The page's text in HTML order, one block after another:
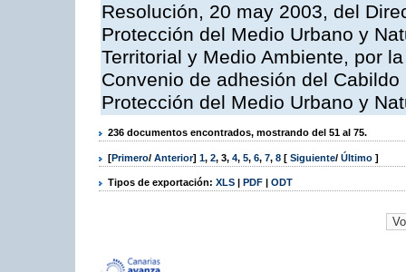
Resolución, 20 may 2003, del
Protección del Medio Urbano y
Territorial y Medio Ambiente, por
Convenio de adhesión del
Protección del Medio Urbano y
236 documentos encontrados, mostrando del 51 al 75.
[Primero/ Anterior] 1, 2, 3, 4, 5, 6, 7, 8 [ Siguiente/ Último ]
Tipos de exportación: XLS | PDF | ODT